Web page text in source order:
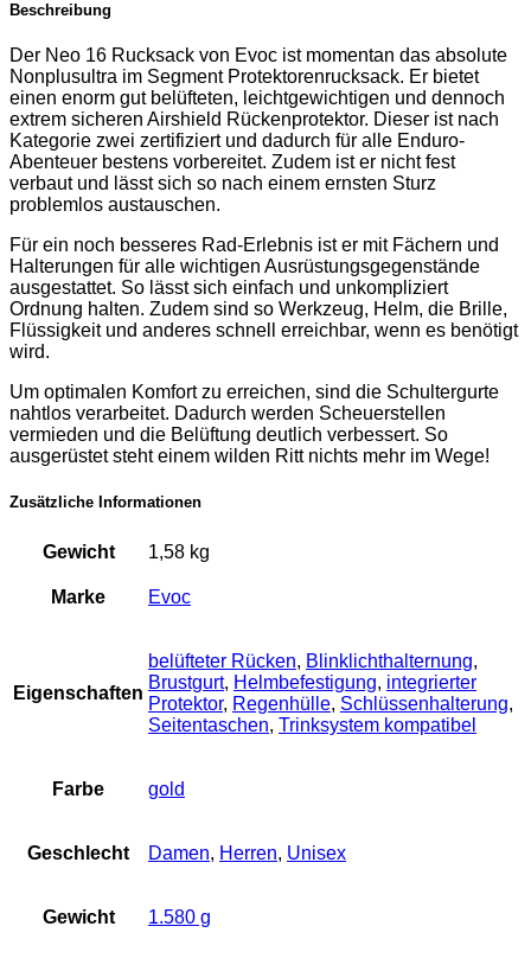
unisex
Beschreibung
Der Neo 16 Rucksack von Evoc ist momentan das absolute
Nonplusultra im Segment Protektorenrucksack. Er bietet
einen enorm gut belüfteten, leichtgewichtigen und dennoch
extrem sicheren Airshield Rückenprotektor. Dieser ist nach
Kategorie zwei zertifiziert und dadurch für alle Enduro-
Abenteuer bestens vorbereitet. Zudem ist er nicht fest
verbaut und lässt sich so nach einem ernsten Sturz
problemlos austauschen.
Für ein noch besseres Rad-Erlebnis ist er mit Fächern und
Halterungen für alle wichtigen Ausrüstungsgegenstände
ausgestattet. So lässt sich einfach und unkompliziert
Ordnung halten. Zudem sind so Werkzeug, Helm, die Brille,
Flüssigkeit und anderes schnell erreichbar, wenn es benötigt
wird.
Um optimalen Komfort zu erreichen, sind die Schultergurte
nahtlos verarbeitet. Dadurch werden Scheuerstellen
vermieden und die Belüftung deutlich verbessert. So
ausgerüstet steht einem wilden Ritt nichts mehr im Wege!
Zusätzliche Informationen
Gewicht 1,58 kg
Marke Evoc
Eigenschaften
belüfteter Rücken, Blinklichthalternung,
Brustgurt, Helmbefestigung, integrierter
Protektor, Regenhülle, Schlüssenhalterung,
Seitentaschen, Trinksystem kompatibel
Farbe gold
Geschlecht Damen, Herren, Unisex
Gewicht 1.580 g